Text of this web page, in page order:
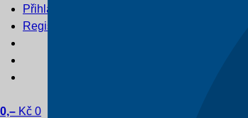
Přihlášení
Registrace
0,– Kč 0